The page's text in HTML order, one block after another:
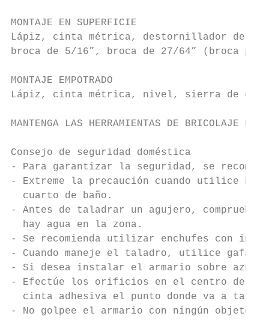
MONTAJE EN SUPERFICIE
Lápiz, cinta métrica, destornillador de
broca de 5/16”, broca de 27/64” (broca
MONTAJE EMPOTRADO
Lápiz, cinta métrica, nivel, sierra de
MANTENGA LAS HERRAMIENTAS DE BRICOLAJE
Consejo de seguridad doméstica
- Para garantizar la seguridad, se
- Extreme la precaución cuando utilice
  cuarto de baño.
- Antes de taladrar un agujero, compruebe
  hay agua en la zona.
- Se recomienda utilizar enchufes con
- Cuando maneje el taladro, utilice gafas
- Si desea instalar el armario sobre
- Efectúe los orificios en el centro de los
cinta adhesiva el punto donde va a
- No golpee el armario con ningún objeto